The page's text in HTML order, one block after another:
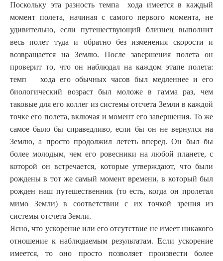
Поскольку эта разность темпа хода имеется в каждый
момент полета, начиная с самого первого момента, не
удивительно, если путешествующий близнец выполнит
весь полет туда и обратно без изменения скорости и
возвращается на Землю. После завершения полета он
проверит то, что он наблюдал на каждом этапе полета:
темп хода его обычных часов был медленнее и его
биологический возраст был моложе в
гамма раз, чем
таковые для его коллег из системы отсчета Земли в каждой
точке его полета, включая и момент его завершения. То же
самое было бы справедливо, если бы он не вернулся на
Землю, а просто продолжил лететь вперед. Он был бы
более молодым, чем его ровесники на любой планете, с
которой он встречается, которые утверждают, что были
рождены в тот же самый момент времени, в который был
рожден наш путешественник (то есть, когда он пролетал
мимо Земли) в соответствии с их точкой зрения из
системы отсчета Земли.
Ясно, что ускорение или его отсутствие не имеет никакого
отношение к наблюдаемым результатам. Если ускорение
имеется, то оно просто позволяет произвести более